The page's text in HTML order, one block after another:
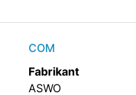
COM
Fabrikant
ASWO